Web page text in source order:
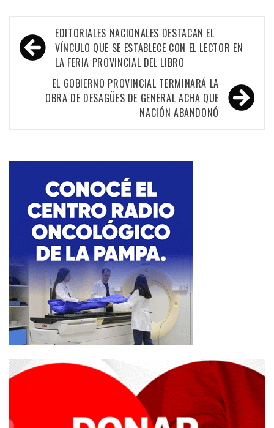
Navegación
de
entradas
EDITORIALES NACIONALES DESTACAN EL
VÍNCULO QUE SE ESTABLECE CON EL LECTOR EN
LA FERIA PROVINCIAL DEL LIBRO
EL GOBIERNO PROVINCIAL TERMINARÁ LA
OBRA DE DESAGÜES DE GENERAL ACHA QUE
NACIÓN ABANDONÓ